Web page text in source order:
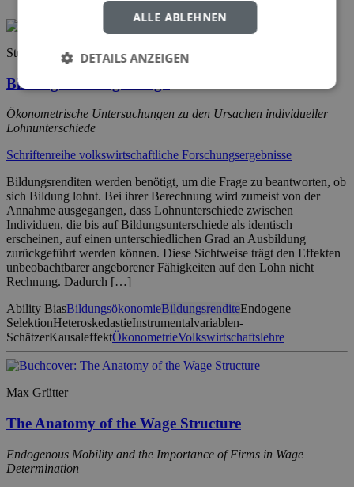
Stephan Suter
Bildung oder Begabung?
Ökonometrische Untersuchungen zu den Ursachen individueller
Lohnunterschiede
Schriftenreihe volkswirtschaftliche Forschungsergebnisse
Bildungsrenditen werden benötigt, um die Frage zu beantworten, ob
sich Bildung lohnt. Bei ihrer Berechnung wird zumeist von der
Annahme ausgegangen, dass Lohnunterschiede zwischen
Individuen, die bis auf Bildungsunterschiede als identisch
erscheinen, auf einen unterschiedlichen Grad an Ausbildung
zurückgeführt werden können. Diese Sichtweise trägt den Effekten
unbeobachtbarer angeborener Fähigkeiten auf den Lohn nicht
Rechnung. Dadurch […]
Ability BiasBildungsökonomieBildungsrenditeEndogene
SelektionHeteroskedastieInstrumentalvariablen-
SchätzerKausaleffektÖkonometrieVolkswirtschaftslehre
Max Grütter
The Anatomy of the Wage Structure
Endogenous Mobility and the Importance of Firms in Wage
Determination
ALLE ABLEHNEN
DETAILS ANZEIGEN